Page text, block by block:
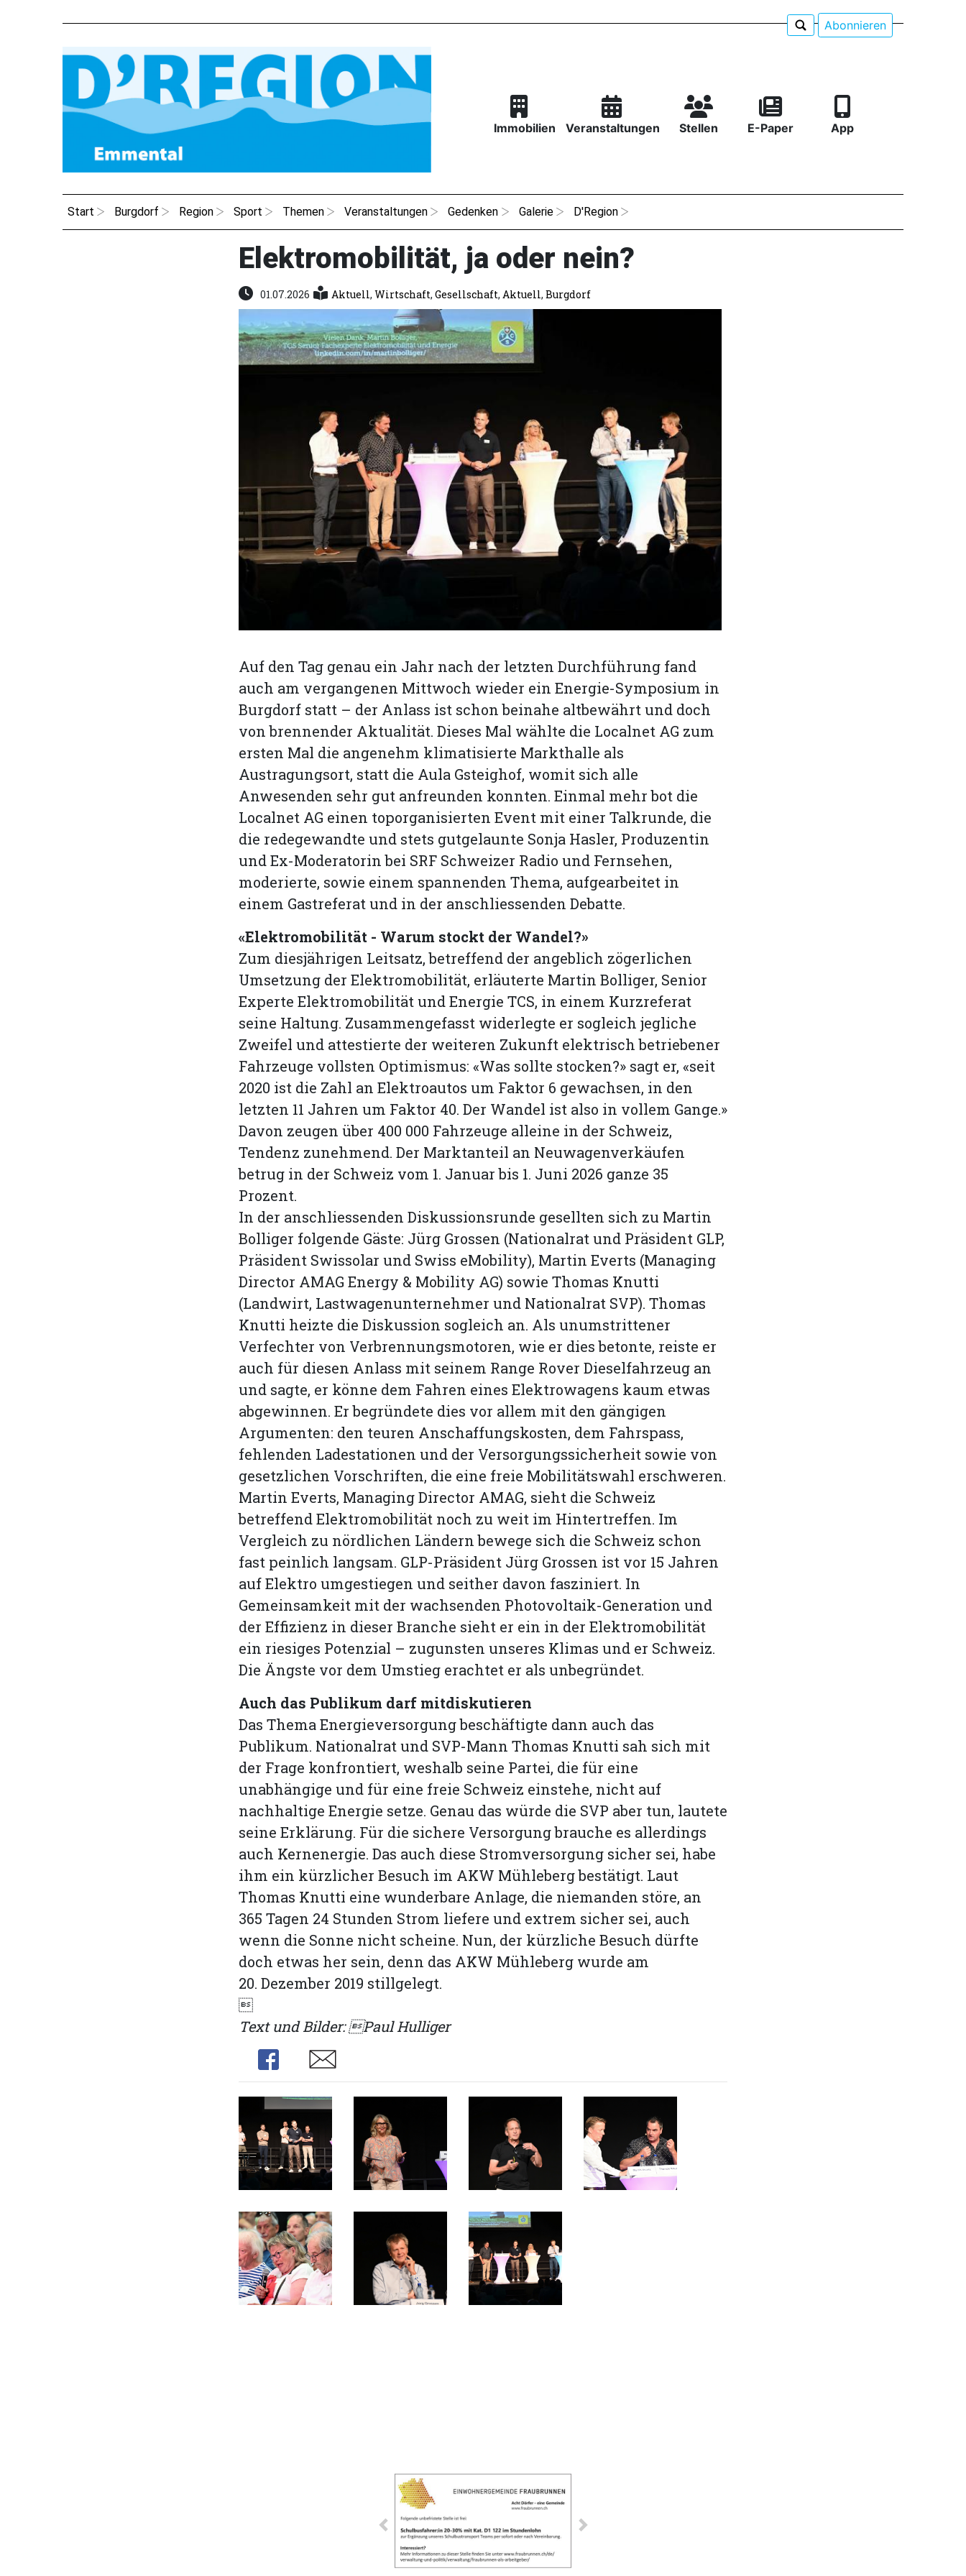
Abonnieren
Immobilien Veranstaltungen Stellen E-Paper App
Start Burgdorf Region Sport Themen Veranstaltungen Gedenken Galerie D'Region
Elektromobilität, ja oder nein?
01.07.2026 Aktuell, Wirtschaft, Gesellschaft, Aktuell, Burgdorf
Auf den Tag genau ein Jahr nach der letzten Durchführung fand
auch am vergangenen Mittwoch wieder ein Energie-Symposium in
Burgdorf statt – der Anlass ist schon beinahe altbewährt und doch
von brennender Aktualität. Dieses Mal wählte die Localnet AG zum
ersten Mal die angenehm klimatisierte Markthalle als
Austragungsort, statt die Aula Gsteighof, womit sich alle
Anwesenden sehr gut anfreunden konnten. Einmal mehr bot die
Localnet AG einen toporganisierten Event mit einer Talkrunde, die
die redegewandte und stets gutgelaunte Sonja Hasler, Produzentin
und Ex-Moderatorin bei SRF Schweizer Radio und Fernsehen,
moderierte, sowie einem spannenden Thema, aufgearbeitet in
einem Gastreferat und in der anschliessenden Debatte.
«Elektromobilität - Warum stockt der Wandel?»
Zum diesjährigen Leitsatz, betreffend der angeblich zögerlichen
Umsetzung der Elektromobilität, erläuterte Martin Bolliger, Senior
Experte Elektromobilität und Energie TCS, in einem Kurzreferat
seine Haltung. Zusammengefasst widerlegte er sogleich jegliche
Zweifel und attestierte der weiteren Zukunft elektrisch betriebener
Fahrzeuge vollsten Optimismus: «Was sollte stocken?» sagt er, «seit
2020 ist die Zahl an Elektroautos um Faktor 6 gewachsen, in den
letzten 11 Jahren um Faktor 40. Der Wandel ist also in vollem Gange.»
Davon zeugen über 400 000 Fahrzeuge alleine in der Schweiz,
Tendenz zunehmend. Der Marktanteil an Neuwagenverkäufen
betrug in der Schweiz vom 1. Januar bis 1. Juni 2026 ganze 35
Prozent.
In der anschliessenden Diskussionsrunde gesellten sich zu Martin
Bolliger folgende Gäste: Jürg Grossen (Nationalrat und Präsident GLP,
Präsident Swissolar und Swiss eMobility), Martin Everts (Managing
Director AMAG Energy & Mobility AG) sowie Thomas Knutti
(Landwirt, Lastwagenunternehmer und Nationalrat SVP). Thomas
Knutti heizte die Diskussion sogleich an. Als unumstrittener
Verfechter von Verbrennungsmotoren, wie er dies betonte, reiste er
auch für diesen Anlass mit seinem Range Rover Dieselfahrzeug an
und sagte, er könne dem Fahren eines Elektrowagens kaum etwas
abgewinnen. Er begründete dies vor allem mit den gängigen
Argumenten: den teuren Anschaffungskosten, dem Fahrspass,
fehlenden Ladestationen und der Versorgungssicherheit sowie von
gesetzlichen Vorschriften, die eine freie Mobilitätswahl erschweren.
Martin Everts, Managing Director AMAG, sieht die Schweiz
betreffend Elektromobilität noch zu weit im Hintertreffen. Im
Vergleich zu nördlichen Ländern bewege sich die Schweiz schon
fast peinlich langsam. GLP-Präsident Jürg Grossen ist vor 15 Jahren
auf Elektro umgestiegen und seither davon fasziniert. In
Gemeinsamkeit mit der wachsenden Photovoltaik-Generation und
der Effizienz in dieser Branche sieht er ein in der Elektromobilität
ein riesiges Potenzial – zugunsten unseres Klimas und er Schweiz.
Die Ängste vor dem Umstieg erachtet er als unbegründet.
Auch das Publikum darf mitdiskutieren
Das Thema Energieversorgung beschäftigte dann auch das
Publikum. Nationalrat und SVP-Mann Thomas Knutti sah sich mit
der Frage konfrontiert, weshalb seine Partei, die für eine
unabhängige und für eine freie Schweiz einstehe, nicht auf
nachhaltige Energie setze. Genau das würde die SVP aber tun, lautete
seine Erklärung. Für die sichere Versorgung brauche es allerdings
auch Kernenergie. Das auch diese Stromversorgung sicher sei, habe
ihm ein kürzlicher Besuch im AKW Mühleberg bestätigt. Laut
Thomas Knutti eine wunderbare Anlage, die niemanden störe, an
365 Tagen 24 Stunden Strom liefere und extrem sicher sei, auch
wenn die Sonne nicht scheine. Nun, der kürzliche Besuch dürfte
doch etwas her sein, denn das AKW Mühleberg wurde am
20. Dezember 2019 stillgelegt.

Text und Bilder: Paul Hulliger
Share
Share